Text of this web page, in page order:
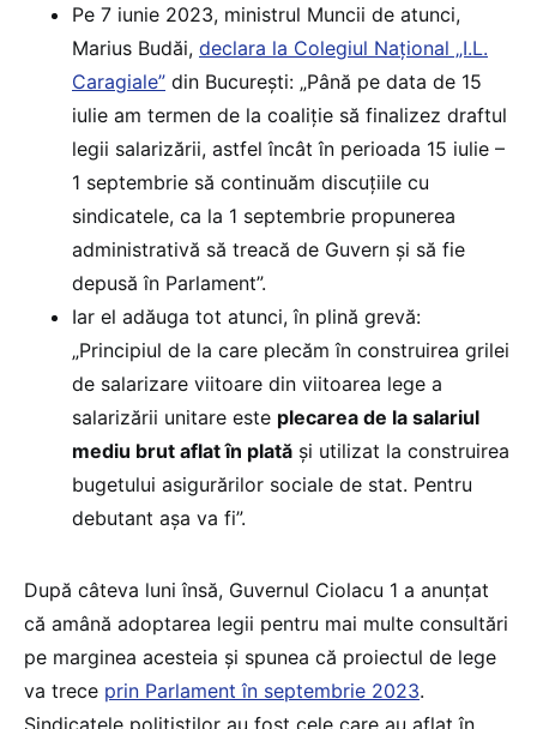
Pe 7 iunie 2023, ministrul Muncii de atunci,
Marius Budăi, declara la Colegiul Național „I.L.
Caragiale” din București: „Până pe data de 15
iulie am termen de la coaliție să finalizez draftul
legii salarizării, astfel încât în perioada 15 iulie –
1 septembrie să continuăm discuțiile cu
sindicatele, ca la 1 septembrie propunerea
administrativă să treacă de Guvern și să fie
depusă în Parlament”.
Iar el adăuga tot atunci, în plină grevă:
„Principiul de la care plecăm în construirea grilei
de salarizare viitoare din viitoarea lege a
salarizării unitare este plecarea de la salariul
mediu brut aflat în plată și utilizat la construirea
bugetului asigurărilor sociale de stat. Pentru
debutant așa va fi”.
După câteva luni însă, Guvernul Ciolacu 1 a anunțat
că amână adoptarea legii pentru mai multe consultări
pe marginea acesteia și spunea că proiectul de lege
va trece prin Parlament în septembrie 2023.
Sindicatele polițiștilor au fost cele care au aflat în